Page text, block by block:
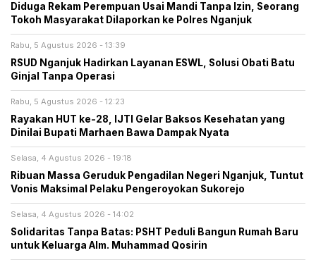
Diduga Rekam Perempuan Usai Mandi Tanpa Izin, Seorang
Tokoh Masyarakat Dilaporkan ke Polres Nganjuk
Rabu, 5 Agustus 2026 - 13:39
RSUD Nganjuk Hadirkan Layanan ESWL, Solusi Obati Batu
Ginjal Tanpa Operasi
Rabu, 5 Agustus 2026 - 12:23
Rayakan HUT ke-28, IJTI Gelar Baksos Kesehatan yang
Dinilai Bupati Marhaen Bawa Dampak Nyata
Selasa, 4 Agustus 2026 - 19:18
Ribuan Massa Geruduk Pengadilan Negeri Nganjuk, Tuntut
Vonis Maksimal Pelaku Pengeroyokan Sukorejo
Selasa, 4 Agustus 2026 - 14:02
Solidaritas Tanpa Batas: PSHT Peduli Bangun Rumah Baru
untuk Keluarga Alm. Muhammad Qosirin